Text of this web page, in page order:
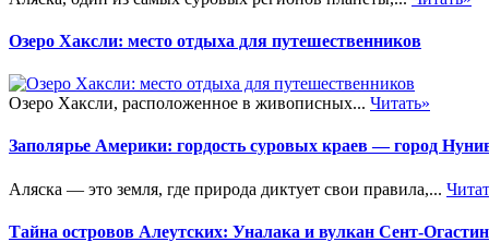
Озеро Хаксли: место отдыха для путешественников
Озеро Хаксли, расположенное в живописных... Читать»
Заполярье Америки: гордость суровых краев — город
Аляска — это земля, где природа диктует свои правила,...
Тайна островов Алеутских: Уналака и вулкан Сент-Огастин